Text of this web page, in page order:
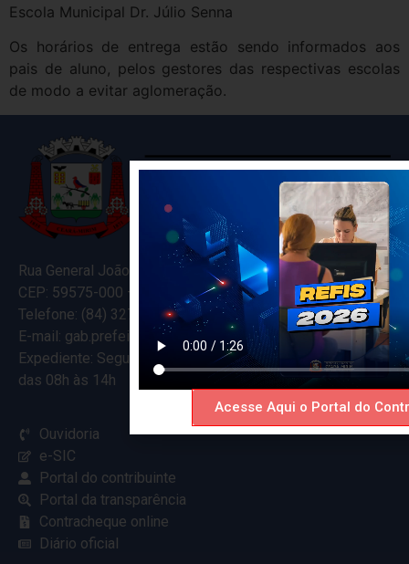
Escola Municipal Dr. Júlio Senna
Os horários de entrega estão sendo informados aos
pais de aluno, pelos gestores das respectivas escolas
de modo a evitar aglomeração.
Rua General João Varela, 635
CEP: 59575-000 – Ceará-Mirim – RN
Telefone: (84) 3274-5916
E-mail: gab.prefeitocearamirim@gmail.com
Expediente: Segunda à Sexta
das 08h às 14h
Ouvidoria
e-SIC
Portal do contribuinte
Portal da transparência
Contracheque online
Diário oficial
Acesse Aqui o Portal do